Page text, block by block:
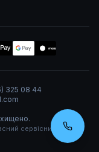
mono
325 08 44
сервісний центр